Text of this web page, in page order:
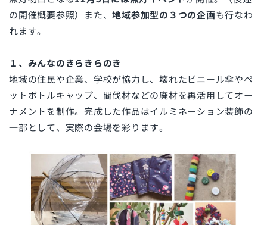
の開催概要参照）また、地域参加型の３つの企画も行なわ
れます。
１、みんなのきらきらのき
地域の住民や企業、学校が協力し、壊れたビニール傘やペ
ットボトルキャップ、間伐材などの廃材を再活用してオー
ナメントを制作。完成した作品はイルミネーション装飾の
一部として、実際の会場を彩ります。